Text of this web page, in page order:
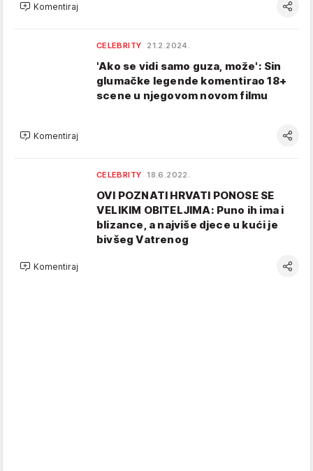
Komentiraj
CELEBRITY 21.2.2024.
'Ako se vidi samo guza, može': Sin
glumačke legende komentirao 18+
scene u njegovom novom filmu
Komentiraj
CELEBRITY 18.6.2022.
OVI POZNATI HRVATI PONOSE SE
VELIKIM OBITELJIMA: Puno ih ima i
blizance, a najviše djece u kući je
bivšeg Vatrenog
Komentiraj